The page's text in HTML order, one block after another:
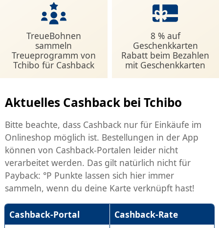
TreueBohnen
sammeln
Treueprogramm von
Tchibo für Cashback
8 % auf
Geschenkkarten
Rabatt beim Bezahlen
mit Geschenkkarten
Aktuelles Cashback bei Tchibo
Bitte beachte, dass Cashback nur für Einkäufe im
Onlineshop möglich ist. Bestellungen in der App
können von Cashback-Portalen leider nicht
verarbeitet werden. Das gilt natürlich nicht für
Payback: °P Punkte lassen sich hier immer
sammeln, wenn du deine Karte verknüpft hast!
Cashback-Portal
Cashback-Rate